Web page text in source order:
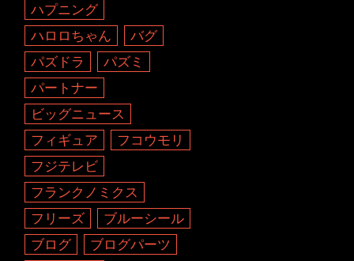
ハプニング
ハロロちゃん
バグ
パズドラ
パズミ
パートナー
ビッグニュース
フィギュア
フコウモリ
フジテレビ
フランクノミクス
フリーズ
ブルーシール
ブログ
ブログパーツ